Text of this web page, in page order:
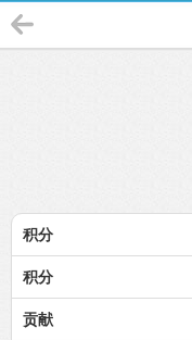
积分
积分
贡献